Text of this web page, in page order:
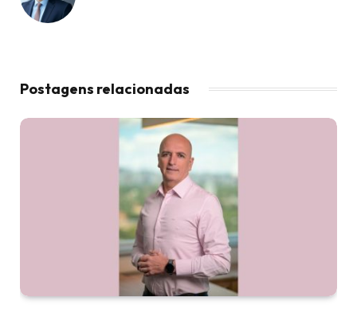
Postagens relacionadas